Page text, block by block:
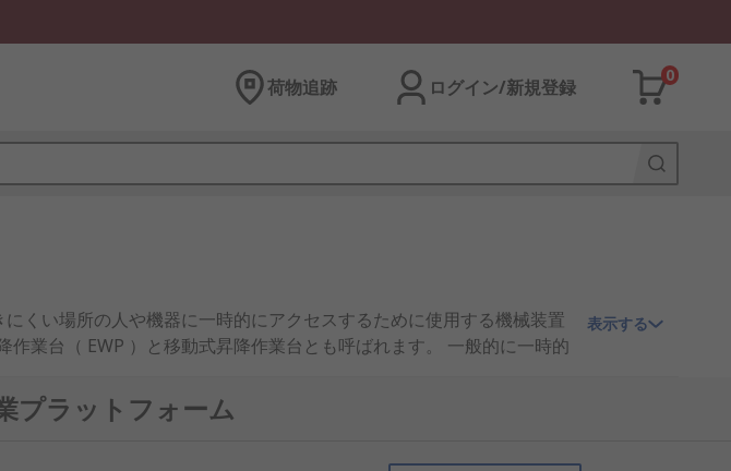
荷物追跡 ログイン/新規登録
0
くい場所の人や機器に一時的にアクセスするために使用する機械装置
業台（ EWP ）と移動式昇降作業台とも呼ばれます。 一般的に一時的
表示する
プラットフォーム